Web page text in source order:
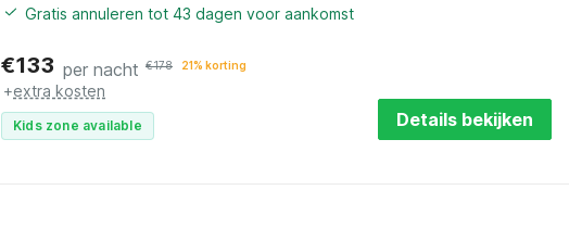
Gratis annuleren tot 43 dagen voor aankomst
€133 per nacht €178 21% korting
+extra kosten
Kids zone available Details bekijken